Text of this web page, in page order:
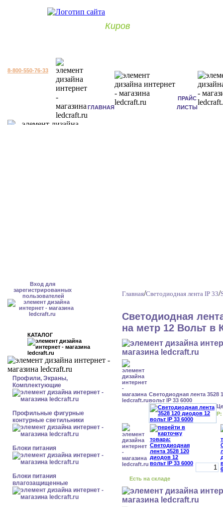
Киров
8-800-550-76-33
ГЛАВНАЯ
ПРАЙС
ЛИСТЫ
Вход для
зарегистрированных
пользователей
КАТАЛОГ
Профили, Экраны,
Комплектующие
Профильные фигурные
контурные светильники
Блоки питания
Блоки питания
влагозащищенные
Главная/Светодиодная лента IP 33/
Светодиодная
на метр 12 Вольт в
Светодиодная лента 3528
вольт IP 33 6000
Р:
Есть на складе